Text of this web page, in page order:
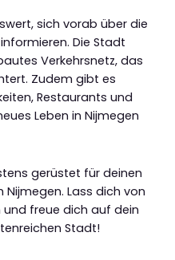
sich vorab über die
Die Stadt
Verkehrsnetz, das
Zudem gibt es
Restaurants und
Leben in Nijmegen
gerüstet für deinen
Lass dich von
freue dich auf dein
Stadt!